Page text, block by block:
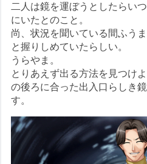
二人は鏡を運ぼうとしたらい
にいたとのこと。
尚、状況を聞いている間ふう
と握りしめていたらしい。
うらやま。
とりあえず出る方法を見つけ
の後ろに合った出入口らしき
す。